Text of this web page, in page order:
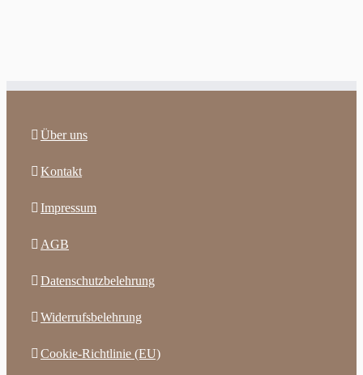
Über uns
Kontakt
Impressum
AGB
Datenschutzbelehrung
Widerrufsbelehrung
Cookie-Richtlinie (EU)